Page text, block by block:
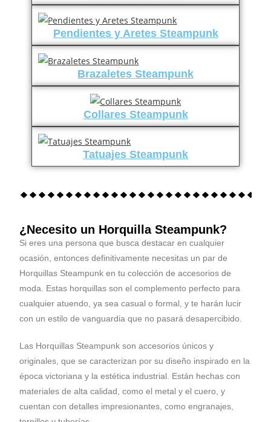
Pendientes y Aretes Steampunk
Brazaletes Steampunk
Collares Steampunk
Tatuajes Steampunk
¿Necesito un Horquilla Steampunk?
Si eres una persona que busca destacar en cualquier
ocasión, entonces definitivamente necesitas un par de
Horquillas Steampunk en tu colección de accesorios de
moda. Estas horquillas son el complemento perfecto para
cualquier atuendo, ya sea casual o formal, y te harán lucir
con un estilo de vanguardia que no pasará desapercibido.
Las Horquillas Steampunk son accesorios únicos y
originales, que se caracterizan por su diseño inspirado en la
época victoriana y la estética industrial. Están hechas con
materiales de alta calidad, como el metal y el cuero, y
cuentan con detalles impresionantes, como engranajes,